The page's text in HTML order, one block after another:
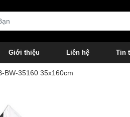
Giới thiệu Liên hệ Tin
BW-35160 35x160cm